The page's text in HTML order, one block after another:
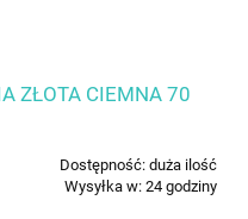
ZŁOTA CIEMNA 70
Dostępność: duża ilość
Wysyłka w: 24 godziny